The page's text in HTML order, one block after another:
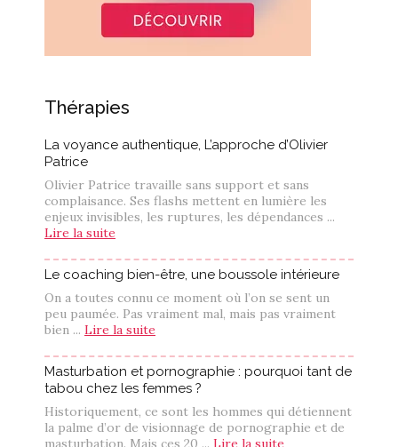
Thérapies
La voyance authentique, L’approche d’Olivier
Patrice
Olivier Patrice travaille sans support et sans
complaisance. Ses flashs mettent en lumière les
enjeux invisibles, les ruptures, les dépendances ...
Lire la suite
Le coaching bien-être, une boussole intérieure
On a toutes connu ce moment où l’on se sent un
peu paumée. Pas vraiment mal, mais pas vraiment
bien ... Lire la suite
Masturbation et pornographie : pourquoi tant de
tabou chez les femmes ?
Historiquement, ce sont les hommes qui détiennent
la palme d’or de visionnage de pornographie et de
masturbation. Mais ces 20 ... Lire la suite